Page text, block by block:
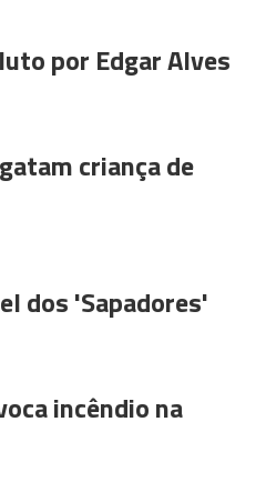
por Edgar Alves
criança de
dos 'Sapadores'
incêndio na